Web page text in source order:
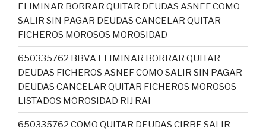
ELIMINAR BORRAR QUITAR DEUDAS ASNEF COMO
SALIR SIN PAGAR DEUDAS CANCELAR QUITAR
FICHEROS MOROSOS MOROSIDAD
650335762 BBVA ELIMINAR BORRAR QUITAR
DEUDAS FICHEROS ASNEF COMO SALIR SIN PAGAR
DEUDAS CANCELAR QUITAR FICHEROS MOROSOS
LISTADOS MOROSIDAD RIJ RAI
650335762 COMO QUITAR DEUDAS CIRBE SALIR